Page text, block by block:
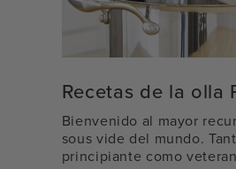
Recetas de la olla
Bienvenido al mayor
sous vide del mundo.
principiante como